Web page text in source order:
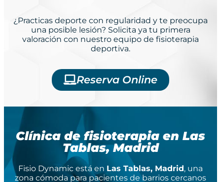
¿Practicas deporte con regularidad y te preocupa
una posible lesión? Solicita ya tu primera
valoración con nuestro equipo de fisioterapia
deportiva.
Reserva Online
Clínica de fisioterapia en Las
Tablas, Madrid
Fisio Dynamic está en Las Tablas, Madrid, una
zona cómoda para pacientes de barrios cercanos